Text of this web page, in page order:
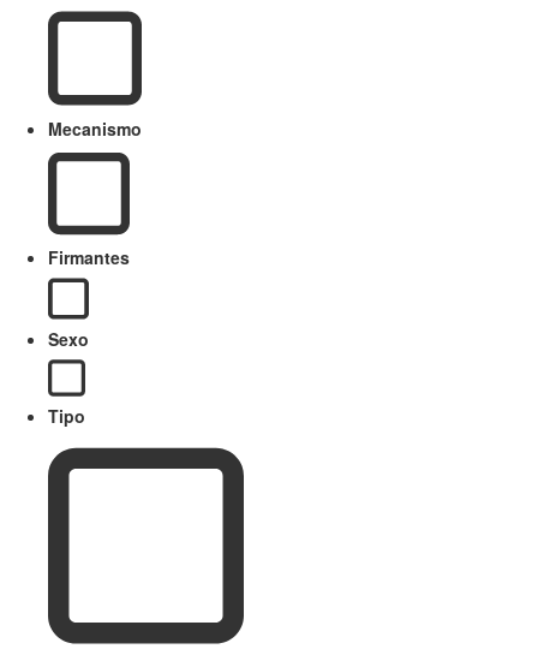
Mecanismo
Firmantes
Sexo
Tipo